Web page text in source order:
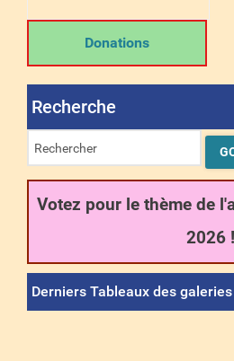
Donations
Recherche
Votez pour le thème de
2026 !
Derniers Tableaux des galeries